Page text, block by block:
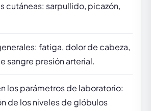
cutáneas: sarpullido, picazón,
fatiga, dolor de cabeza,
sangre presión arterial.
los parámetros de laboratorio:
de los niveles de glóbulos